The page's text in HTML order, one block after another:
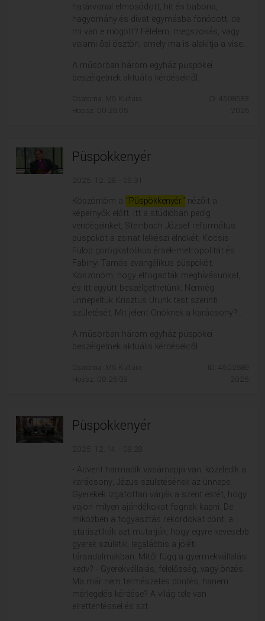
határvonal elmosódott, hit és babona,
hagyomány és divat egymásba fonódott, de
mi van e mögött? Félelem, megszokás, vagy
valami ősi ösztön, amely ma is alakítja a vise...
A műsorban három egyház püspökei
beszélgetnek aktuális kérdésekről.
Csatorna: M5 Kultúra
Hossz: 00:26:05
ID: 4508583
Püspökkenyér
Köszöntöm a "Püspökkenyér" nézőit a
képernyők előtt. Itt a stúdióban pedig
vendégeinket, Steinbach József református
püspököt a zsinat lelkészi elnökét, Kocsis
Fülöp görögkatolikus érsek-metropolitát és
Fabinyi Tamás evangélikus püspököt.
Köszönöm, hogy elfogadták meghívásunkat,
és itt együtt beszélgethetünk. Nemrég
ünnepeltük Krisztus Urunk test szerinti
születését. Mit jelent Önöknek a karácsony?...
A műsorban három egyház püspökei
beszélgetnek aktuális kérdésekről.
Csatorna: M5 Kultúra
Hossz: 00:26:09
ID: 4502589
Püspökkenyér
2025. 12. 14. - 09:28
- Advent harmadik vasárnapja van, közeledik a
karácsony, Jézus születésének az ünnepe.
Gyerekek izgatottan várják a szent estét, hogy
vajon milyen ajándékokat fognak kapni. De
miközben a fogyasztás rekordokat dönt, a
statisztikák azt mutatják, hogy egyre kevesebb
gyerek születik, legalábbis a jóléti
társadalmakban. Mitől függ a gyermekvállalási
kedv? - Gyerekvállalás, felelősség, vagy önzés.
Ma már nem természetes döntés, hanem
mérlegelés kérdése? A világ tele van
elrettentéssel és szt...